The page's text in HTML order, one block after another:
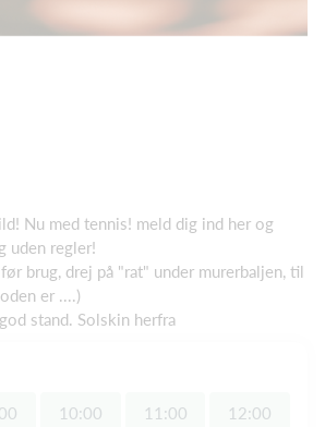
Nu med tennis! meld dig ind her og
uden regler!
brug, drej på "rat" under murerbaljen, til
er ....)
stand. Solskin herfra
10:00 11:00 12:00